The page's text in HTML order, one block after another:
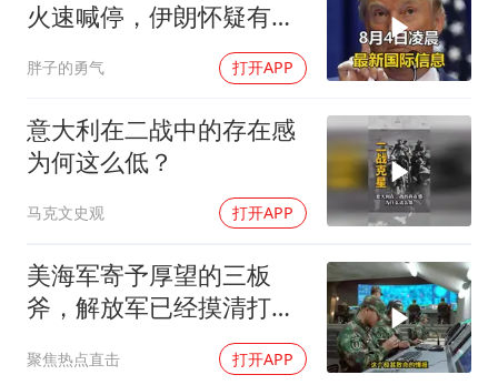
如何把百年大党建设得更加坚强有力？
火速喊停，伊朗怀疑有
诈，美国发撤侨警告
胖子的勇气 打开APP
意大利在二战中的存在感
为何这么低？
马克文史观 打开APP
美海军寄予厚望的三板
斧，解放军已经摸清打
法，海空一体联手接下
聚焦热点直击 打开APP